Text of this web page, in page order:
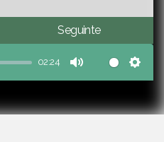
Seguinte
02:24
Mute